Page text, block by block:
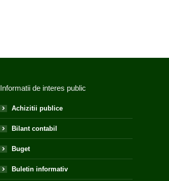
Informatii de interes public
Achizitii publice
Bilant contabil
Buget
Buletin informativ